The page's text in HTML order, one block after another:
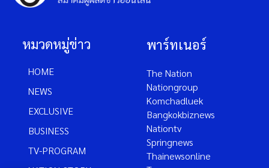
หมวดหมู่ข่าว
HOME
NEWS
EXCLUSIVE
BUSINESS
TV-PROGRAM
พาร์ทเนอร์
The Nation
Nationgroup
Komchadluek
Bangkokbiznews
Nationtv
Springnews
Thainewsonline